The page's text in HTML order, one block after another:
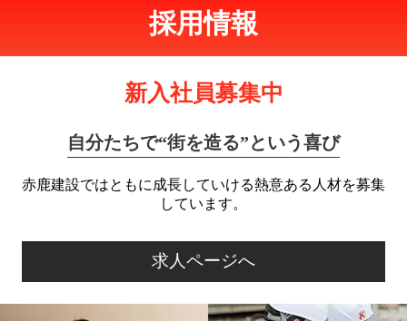
採用情報
新入社員募集中
自分たちで“街を造る”という喜び
赤鹿建設ではともに成長していける熱意ある人材を募集
しています。
求人ページへ